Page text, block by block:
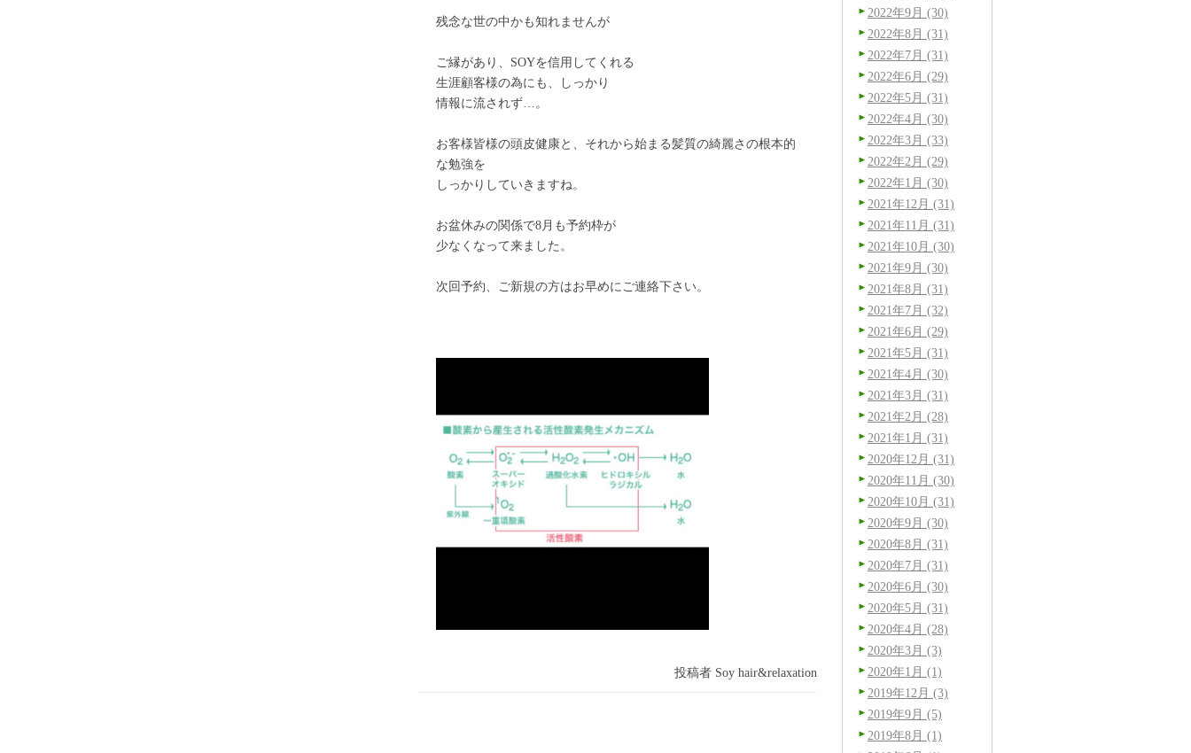
残念な世の中かも知れませんが
ご縁があり、SOYを信用してくれる
生涯顧客様の為にも、しっかり
情報に流されず…。
お客様皆様の頭皮健康と、それから始まる髪質の綺麗さの根本的
な勉強を
しっかりしていきますね。
お盆休みの関係で8月も予約枠が
少なくなって来ました。
次回予約、ご新規の方はお早めにご連絡下さい。
投稿者 Soy hair&relaxation
2022年9月 (30)
2022年8月 (31)
2022年7月 (31)
2022年6月 (29)
2022年5月 (31)
2022年4月 (30)
2022年3月 (33)
2022年2月 (29)
2022年1月 (30)
2021年12月 (31)
2021年11月 (31)
2021年10月 (30)
2021年9月 (30)
2021年8月 (31)
2021年7月 (32)
2021年6月 (29)
2021年5月 (31)
2021年4月 (30)
2021年3月 (31)
2021年2月 (28)
2021年1月 (31)
2020年12月 (31)
2020年11月 (30)
2020年10月 (31)
2020年9月 (30)
2020年8月 (31)
2020年7月 (31)
2020年6月 (30)
2020年5月 (31)
2020年4月 (28)
2020年3月 (3)
2020年1月 (1)
2019年12月 (3)
2019年9月 (5)
2019年8月 (1)